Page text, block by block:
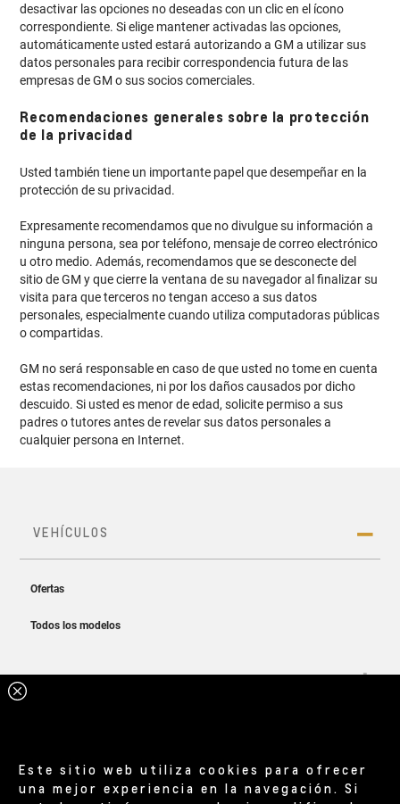
desactivar las opciones no deseadas con un clic en el ícono
correspondiente. Si elige mantener activadas las opciones,
automáticamente usted estará autorizando a GM a utilizar sus
datos personales para recibir correspondencia futura de las
empresas de GM o sus socios comerciales.
Recomendaciones generales sobre la protección
de la privacidad
Usted también tiene un importante papel que desempeñar en la
protección de su privacidad.
Expresamente recomendamos que no divulgue su información a
ninguna persona, sea por teléfono, mensaje de correo electrónico
u otro medio. Además, recomendamos que se desconecte del
sitio de GM y que cierre la ventana de su navegador al finalizar su
visita para que terceros no tengan acceso a sus datos
personales, especialmente cuando utiliza computadoras públicas
o compartidas.
GM no será responsable en caso de que usted no tome en cuenta
estas recomendaciones, ni por los daños causados por dicho
descuido. Si usted es menor de edad, solicite permiso a sus
padres o tutores antes de revelar sus datos personales a
cualquier persona en Internet.
Este sitio web utiliza cookies para ofrecer
una mejor experiencia en la navegación. Si